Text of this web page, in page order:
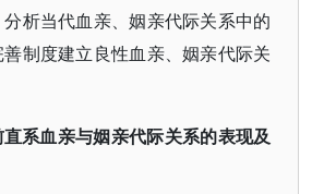
析当代血亲、姻亲代际关系中的
制度建立良性血亲、姻亲代际关
系血亲与姻亲代际关系的表现及